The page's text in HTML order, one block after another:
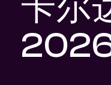
卡尔